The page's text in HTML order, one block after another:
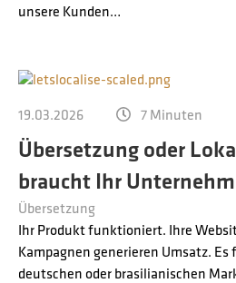
unsere Kunden…
19.03.2026 7 Minuten
Übersetzung oder
braucht Ihr
Übersetzung
Ihr Produkt funktioniert. Ihre
Kampagnen generieren Umsatz.
deutschen oder brasilianischen